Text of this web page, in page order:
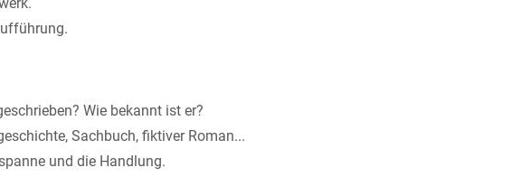
Wie bekannt ist er?
Sachbuch, fiktiver Roman...
und die Handlung.